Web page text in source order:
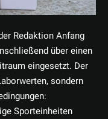
Redaktion Anfang
über einen
eingesetzt. Der
sondern
Sporteinheiten